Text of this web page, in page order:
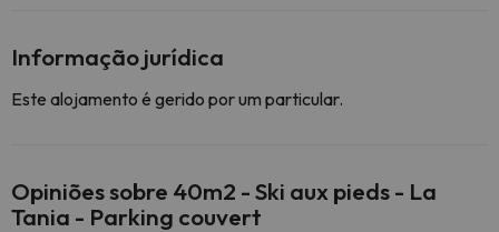
Informação jurídica
Este alojamento é gerido por um particular.
Opiniões sobre 40m2 - Ski aux pieds - La
Tania - Parking couvert